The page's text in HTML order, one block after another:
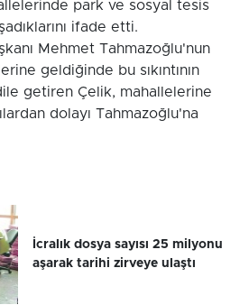
park ve sosyal tesis
ifade etti.
Mehmet Tahmazoğlu'nun
geldiğinde bu sıkıntının
getiren Çelik, mahallelerine
dolayı Tahmazoğlu'na
İcralık dosya sayısı 25 milyonu
aşarak tarihi zirveye ulaştı